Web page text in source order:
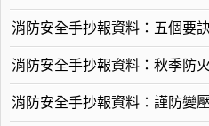
消防安全手抄報資料：五個要
消防安全手抄報資料：秋季防火
消防安全手抄報資料：謹防變